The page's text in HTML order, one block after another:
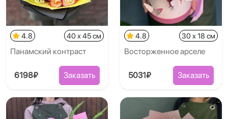
4.8 40 x 45 см
Панамский контраст
6198₽ Заказать
4.8 30 x 18 см
Восторженное арселе
5031₽ Заказать